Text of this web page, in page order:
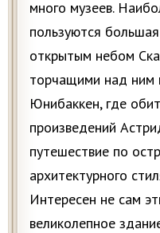
много музеев.
пользуются
открытым небом
торчащими над ним
Юнибаккен, где
произведений
путешествие по
архитектурного
Интересен не сам
великолепное